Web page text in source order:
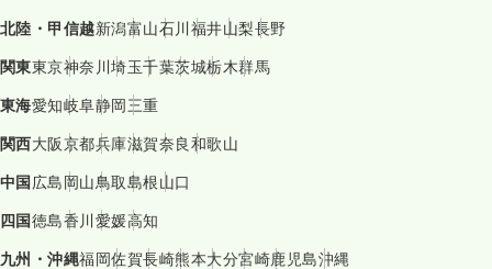
北陸・甲信越新潟富山石川福井山梨長野
関東東京神奈川埼玉千葉茨城栃木群馬
東海愛知岐阜静岡三重
関西大阪京都兵庫滋賀奈良和歌山
中国広島岡山鳥取島根山口
四国徳島香川愛媛高知
九州・沖縄福岡佐賀長崎熊本大分宮崎鹿児島沖縄